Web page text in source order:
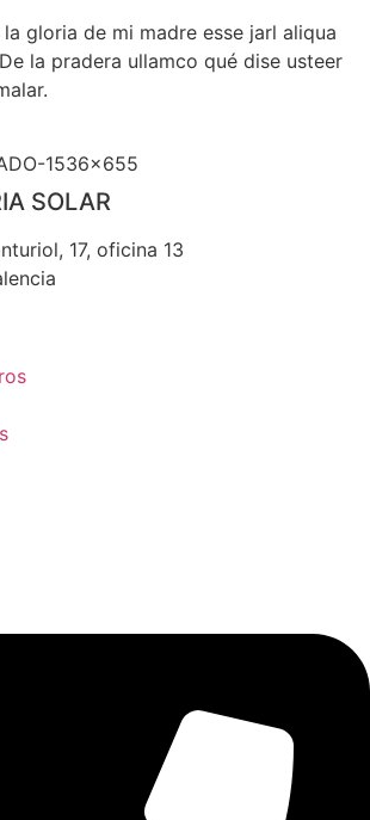
gloria de mi madre esse jarl aliqua
la pradera ullamco qué dise usteer
SOLAR
17, oficina 13